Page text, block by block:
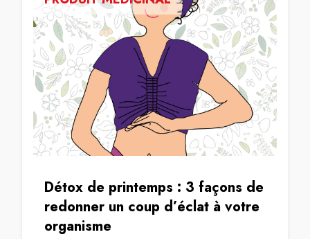
Détox de printemps : 3 façons de
redonner un coup d’éclat à votre
organisme